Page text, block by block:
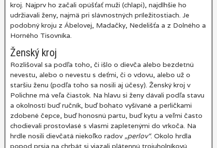
kroj. Najprv ho začali opúšťať muži (chlapi), najdlhšie ho
udržiavali ženy, najmä pri slávnostných príležitostiach. Je
podobný kroju z Ábelovej, Madačky, Nedelišťa a z Dolného a
Horného Tisovníka.
Ženský kroj
Rozlišoval sa podľa toho, či išlo o dievča alebo bezdetnú
nevestu, alebo o nevestu s deťmi, či o vdovu, alebo už o
staršiu ženu (podľa toho sa nosili aj účesy). Ženský kroj v
Polichne má veľa čiastok. Na hlavu si ženy dávali podľa stavu
a okolností buď ručník, buď bohato vyšívané a perličkami
zdobené čepce, buď honosnú partu, buď kytu a veľmi často
chodievali prostovlasé s vlasmi zapletenými do vrkoča. Na
hrdle nosili dievčatá niekoľko radov „perlov“. Okolo hrdla
popod prsia na chrbát si viazali plátennú trojuholníkovú